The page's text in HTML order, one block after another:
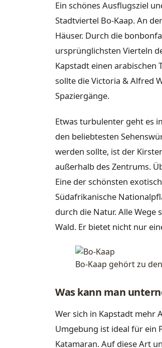
Ein schönes Ausflugsziel
Stadtviertel Bo-Kaap. An
Häuser. Durch die
ursprünglichsten Vierteln
Kapstadt einen arabischen
sollte die Victoria & Alfred
Spaziergänge.
Etwas turbulenter geht es
den beliebtesten
werden sollte, ist der
außerhalb des Zentrums.
Eine der schönsten
Südafrikanische
durch die Natur. Alle
Wald. Er bietet nicht nur
Bo-Kaap gehört zu
Was kann man
Wer sich in Kapstadt mehr
Umgebung ist ideal für ein
Katamaran. Auf diese Art